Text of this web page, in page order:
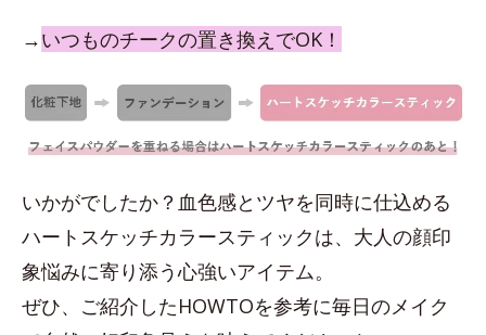
→いつものチークの置き換えでOK！
いかがでしたか？血色感とツヤを同時に仕込める
ハートスケッチカラースティックは、大人の顔印
象悩みに寄り添う心強いアイテム。
ぜひ、ご紹介したHOWTOを参考に毎日のメイク